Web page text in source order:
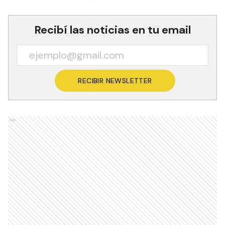
Recibí las noticias en tu email
RECIBIR NEWSLETTER
Ads